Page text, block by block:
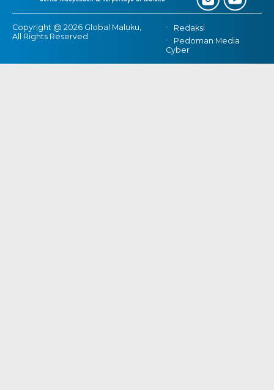
Copyright @ 2026 Global Maluku,
All Rights Reserved
Redaksi
Pedoman Media
Cyber